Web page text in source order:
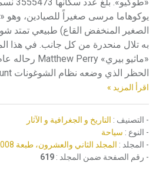
يوكوهاما مرسى صغيراً للصيادين، وهو
الصغير المنخفض القاع) طبيعي تمتد
به تلال منحدرة من كل جانب. في هذا
الحظر الذي وضعه نظام الشوغونات Shogunt على البلاد.
اقرأ المزيد »
- التصنيف : التاريخ و الجغرافية و الآثار
- النوع : سياحة
- المجلد : المجلد الثاني والعشرون، طبعة 2008، دمشق
- رقم الصفحة ضمن المجلد : 619